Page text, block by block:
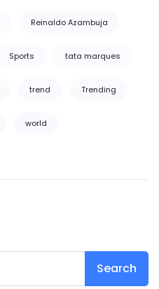
Reinaldo Azambuja
Sports tata marques
trend Trending
world